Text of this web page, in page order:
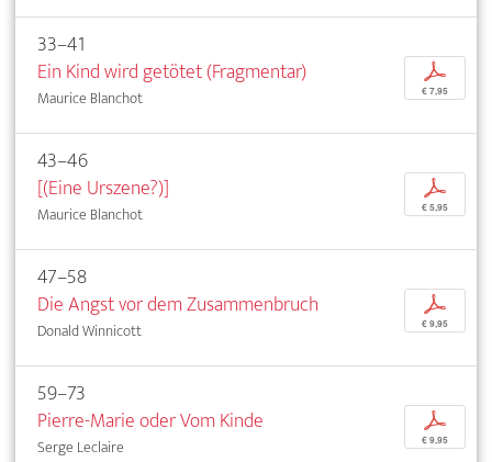
33–41
Ein Kind wird getötet (Fragmentar)
Maurice Blanchot
p
€ 7,95
43–46
[(Eine Urszene?)]
Maurice Blanchot
p
€ 5,95
47–58
Die Angst vor dem Zusammenbruch
Donald Winnicott
p
€ 9,95
59–73
Pierre-Marie oder Vom Kinde
Serge Leclaire
p
€ 9,95